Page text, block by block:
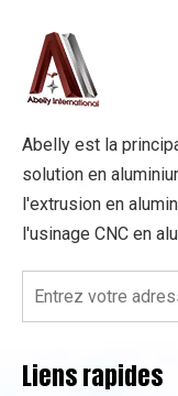
Abelly est la
solution en
l'extrusion en
l'usinage CNC en
Liens rapides